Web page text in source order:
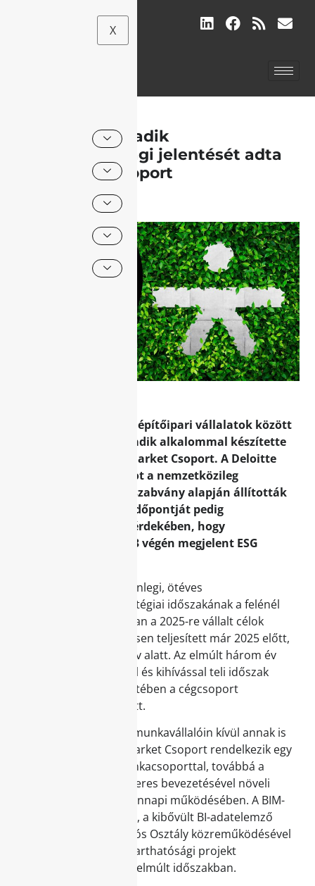
X
Market – Harmadik
fenntarthatósági jelentését adta
ki a Market Csoport
A magyar tulajdonú építőipari vállalatok között
élenjáróként, harmadik alkalommal készítette
el ESG jelentését a Market Csoport. A Deloitte
által auditált riportot a nemzetközileg
legelterjedtebb GRI szabvány alapján állították
össze, a publikálás időpontját pedig
előrehozták annak érdekében, hogy
megfeleljenek a 2023 végén megjelent ESG
A Market Csoport jelenlegi, ötéves
fenntarthatósági stratégiai időszakának a felénél
jár. Az eltelt időszakban a 2025-re vállalt célok
közül többet is sikeresen teljesített már 2025 előtt,
öt év helyett három év alatt. Az elmúlt három év
számos tapasztalattal és kihívással teli időszak
volt, aminek következtében a cégcsoport
folyamatosan fejlődött.
Az előrelépést lelkes munkavállalóin kívül annak is
köszönheti, hogy a Market Csoport rendelkezik egy
fenntarthatósági munkacsoporttal, továbbá a
LEAN-módszertan sikeres bevezetésével növeli
hatékonyságát mindennapi működésében. A BIM-
menedzsment csapat, a kibővült BI-adatelemző
csapat és az Innovációs Osztály közreműködésével
számos sikeres fenntarthatósági projekt
valósulhatott meg az elmúlt időszakban.